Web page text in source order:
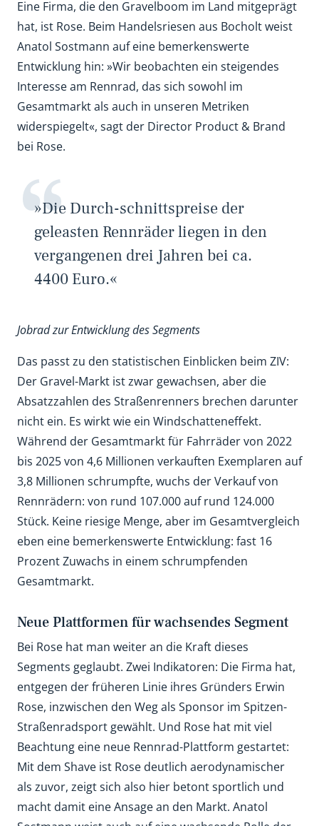
Eine Firma, die den Gravelboom im Land mitgeprägt
hat, ist Rose. Beim Handelsriesen aus Bocholt weist
Anatol Sostmann auf eine bemerkenswerte
Entwicklung hin: »Wir beobachten ein steigendes
Interesse am Rennrad, das sich sowohl im
Gesamtmarkt als auch in unseren Metriken
widerspiegelt«, sagt der Director Product & Brand
bei Rose.
»Die Durch-schnittspreise der
geleasten Rennräder liegen in den
vergangenen drei Jahren bei ca.
4400 Euro.«
Jobrad zur Entwicklung des Segments
Das passt zu den statistischen Einblicken beim ZIV:
Der Gravel-Markt ist zwar gewachsen, aber die
Absatzzahlen des Straßenrenners brechen darunter
nicht ein. Es wirkt wie ein Windschatteneffekt.
Während der Gesamtmarkt für Fahrräder von 2022
bis 2025 von 4,6 Millionen verkauften Exemplaren auf
3,8 Millionen schrumpfte, wuchs der Verkauf von
Rennrädern: von rund 107.000 auf rund 124.000
Stück. Keine riesige Menge, aber im Gesamtvergleich
eben eine bemerkenswerte Entwicklung: fast 16
Prozent Zuwachs in einem schrumpfenden
Gesamtmarkt.
Neue Plattformen für wachsendes Segment
Bei Rose hat man weiter an die Kraft dieses
Segments geglaubt. Zwei Indikatoren: Die Firma hat,
entgegen der früheren Linie ihres Gründers Erwin
Rose, inzwischen den Weg als Sponsor im Spitzen-
Straßenradsport gewählt. Und Rose hat mit viel
Beachtung eine neue Rennrad-Plattform gestartet:
Mit dem Shave ist Rose deutlich aerodynamischer
als zuvor, zeigt sich also hier betont sportlich und
macht damit eine Ansage an den Markt. Anatol